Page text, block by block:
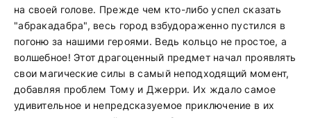
на своей голове. Прежде чем кто-либо успел сказать
"абракадабра", весь город взбудораженно пустился в
погоню за нашими героями. Ведь кольцо не простое, а
волшебное! Этот драгоценный предмет начал проявлять
свои магические силы в самый неподходящий момент,
добавляя проблем Тому и Джерри. Их ждало самое
удивительное и непредсказуемое приключение в их